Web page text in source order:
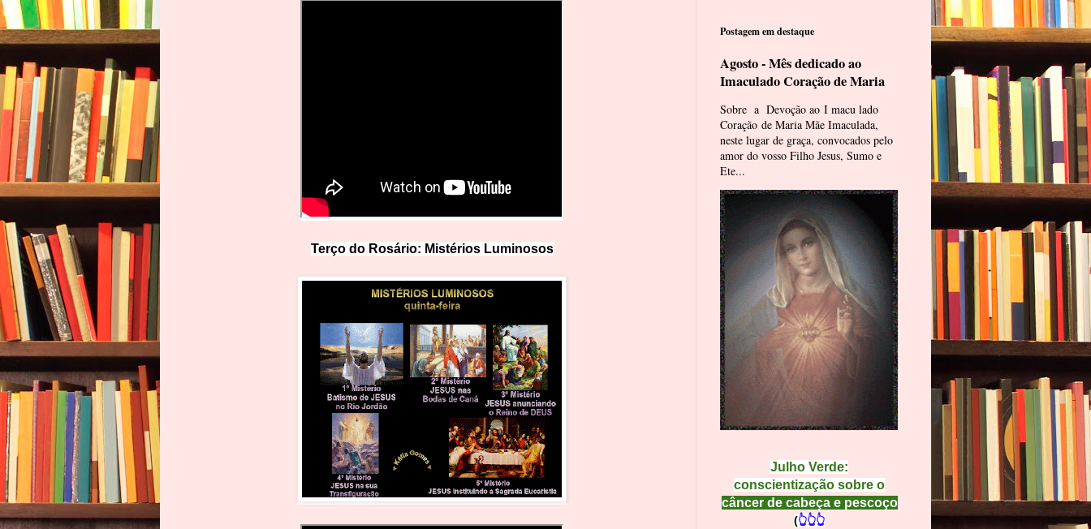
Terço do Rosário: Mistérios Luminosos
Postagem em destaque
Agosto - Mês dedicado ao
Imaculado Coração de Maria
Sobre a Devoção ao I macu lado
Coração de Maria Mãe Imaculada,
neste lugar de graça, convocados pelo
amor do vosso Filho Jesus, Sumo e
Ete...
Julho Verde:
conscientização sobre o
câncer de cabeça e pescoço
(👆👆👆